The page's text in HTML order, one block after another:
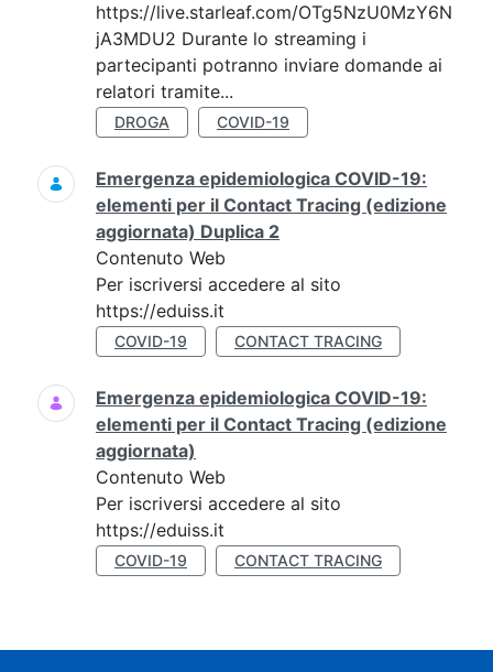
https://live.starleaf.com/OTg5NzU0MzY6N
jA3MDU2 Durante lo streaming i
partecipanti potranno inviare domande ai
relatori tramite...
DROGA COVID-19
Emergenza epidemiologica COVID-19:
elementi per il Contact Tracing (edizione
aggiornata) Duplica 2
Contenuto Web
Per iscriversi accedere al sito
https://eduiss.it
COVID-19 CONTACT TRACING
Emergenza epidemiologica COVID-19:
elementi per il Contact Tracing (edizione
aggiornata)
Contenuto Web
Per iscriversi accedere al sito
https://eduiss.it
COVID-19 CONTACT TRACING